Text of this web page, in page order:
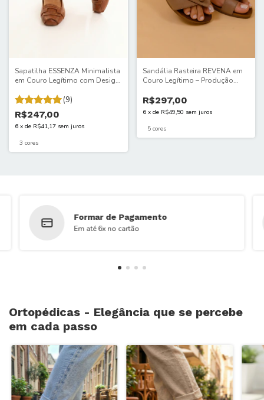
Sapatilha ESSENZA Minimalista
em Couro Legítimo com Design
(9)
R$247,00
6 x de R$41,17 sem juros
3 cores
Sandália Rasteira REVENA em
Couro Legítimo – Produção
Palmilha em Couro. 913/ITA
R$297,00
6 x de R$49,50 sem juros
5 cores
Formar de Pagamento
Em até 6x no cartão
Ortopédicas - Elegância que se percebe
em cada passo